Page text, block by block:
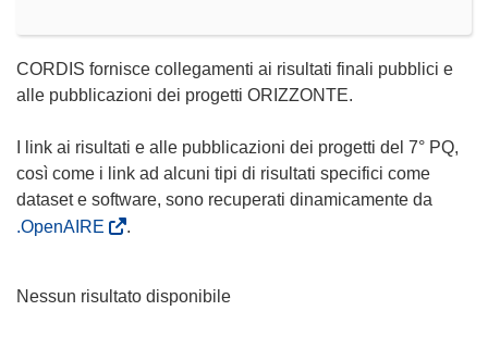
CORDIS fornisce collegamenti ai risultati finali pubblici e
alle pubblicazioni dei progetti ORIZZONTE.
I link ai risultati e alle pubblicazioni dei progetti del 7° PQ,
così come i link ad alcuni tipi di risultati specifici come
dataset e software, sono recuperati dinamicamente da
.OpenAIRE
.
Nessun risultato disponibile